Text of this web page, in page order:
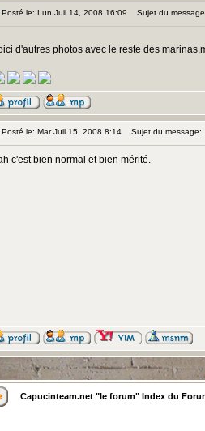
Posté le: Lun Juil 14, 2008 16:09 Sujet du
d'autres photos avec le reste des
Posté le: Mar Juil 15, 2008 8:14 Sujet du message:
c'est bien normal et bien mérité.
Capucinteam.net "le forum" Index du